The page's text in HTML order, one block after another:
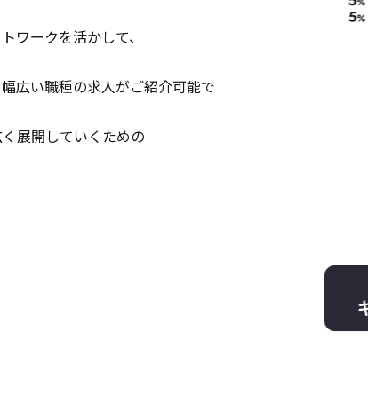
ワークを活かして、
広い職種の求人がご紹介可能で
展開していくための